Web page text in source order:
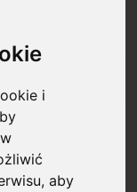
i
,aby
po